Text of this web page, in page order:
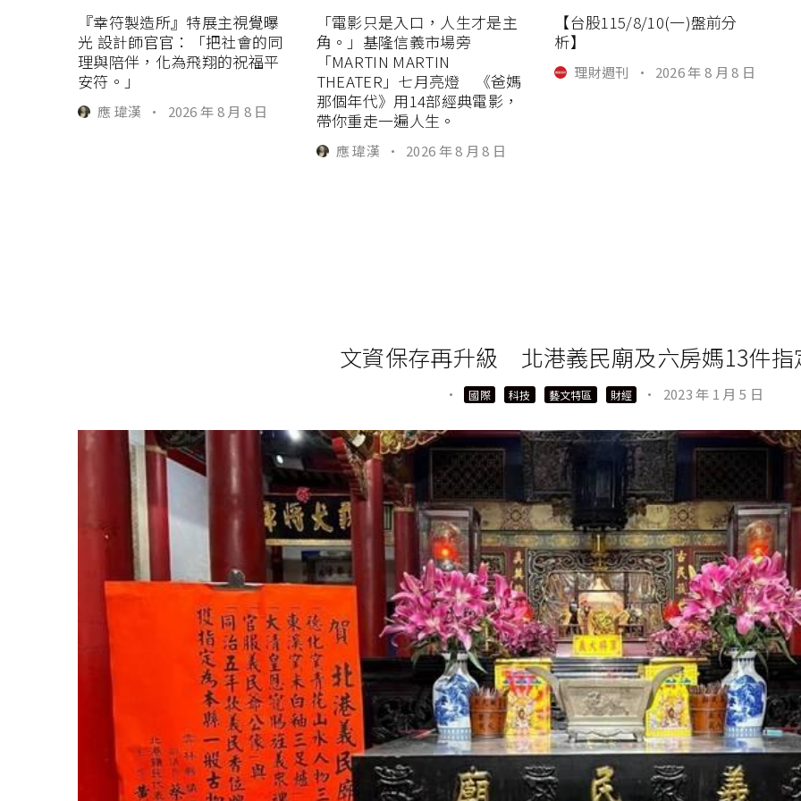
『幸符製造所』特展主視覺曝
光 設計師官官：「把社會的同
理與陪伴，化為飛翔的祝福平
安符。」
應 瑋漢 · 2026 年 8 月 8 日
「電影只是入口，人生才是主
角。」基隆信義市場旁
「MARTIN MARTIN
THEATER」七月亮燈 《爸媽
那個年代》用14部經典電影，
帶你重走一遍人生。
應 瑋漢 · 2026 年 8 月 8 日
【台股115/8/10(一)盤前分
析】
理財週刊 · 2026 年 8 月 8 日
文資保存再升級 北港義民廟及六房媽13件指
· 國際 科技 藝文特區 財經 · 2023 年 1 月 5 日